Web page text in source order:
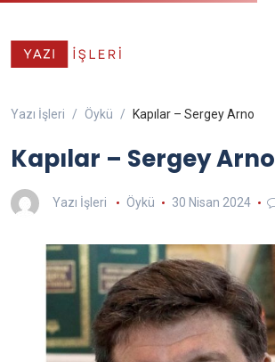
Yazı İşleri Öykü Kapılar – Sergey Arno
Kapılar – Sergey Arno
Yazı İşleri Öykü 30 Nisan 2024